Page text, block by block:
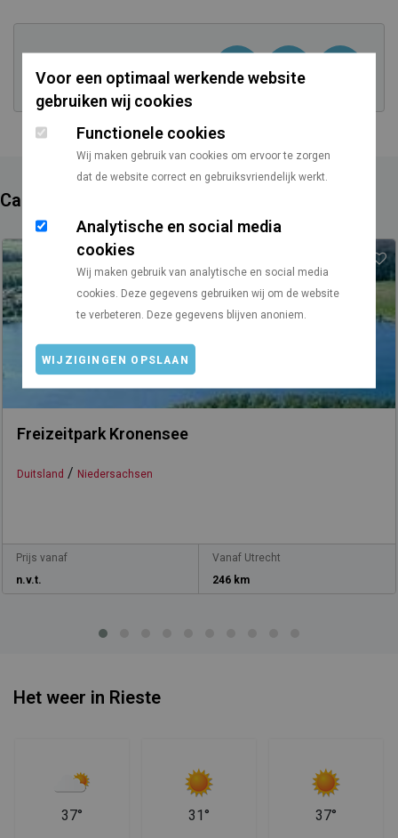
Voor een optimaal werkende website
gebruiken wij cookies
Functionele cookies
Wij maken gebruik van cookies om ervoor te zorgen
dat de website correct en gebruiksvriendelijk werkt.
Analytische en social media
cookies
Wij maken gebruik van analytische en social media
cookies. Deze gegevens gebruiken wij om de website
te verbeteren. Deze gegevens blijven anoniem.
WIJZIGINGEN OPSLAAN
Campings in de buurt
Freizeitpark Kronensee
Duitsland / Niedersachsen
Prijs vanaf
n.v.t.
Vanaf Utrecht
246 km
Het weer in Rieste
37° 31° 37°